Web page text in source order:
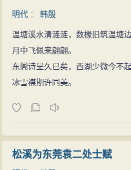
明代 ：韩殷
温塘溪水清涟涟，数椽旧筑温塘
月中飞佩来翩翩。
东阁诗呈久已矣，西湖少微今不
冰雪襟期许同美。
松溪为东莞袁二处士赋